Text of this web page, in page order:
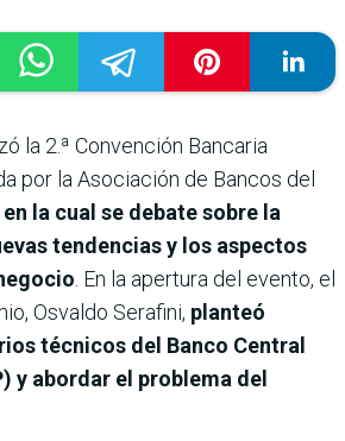
la 2.ª Convención Bancaria
por la Asociación de Bancos del
en la cual se debate sobre la
tendencias y los aspectos
. En la apertura del evento, el
Osvaldo Serafini, planteó
técnicos del Banco Central
y abordar el problema del